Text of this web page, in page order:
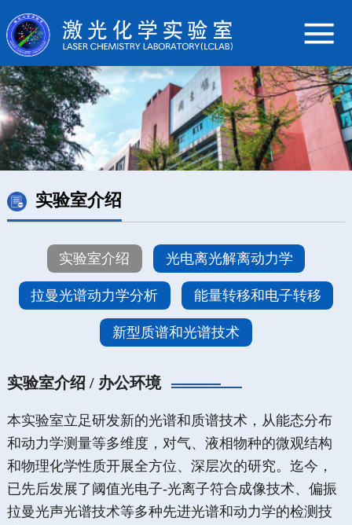
实验室介绍
实验室介绍 光电离光解离动力学
拉曼光谱动力学分析 能量转移和电子转移
新型质谱和光谱技术
实验室介绍 / 办公环境
本实验室立足研发新的光谱和质谱技术，从能态分布
和动力学测量等多维度，对气、液相物种的微观结构
和物理化学性质开展全方位、深层次的研究。迄今，
已先后发展了阈值光电子-光离子符合成像技术、偏振
拉曼光声光谱技术等多种先进光谱和动力学的检测技